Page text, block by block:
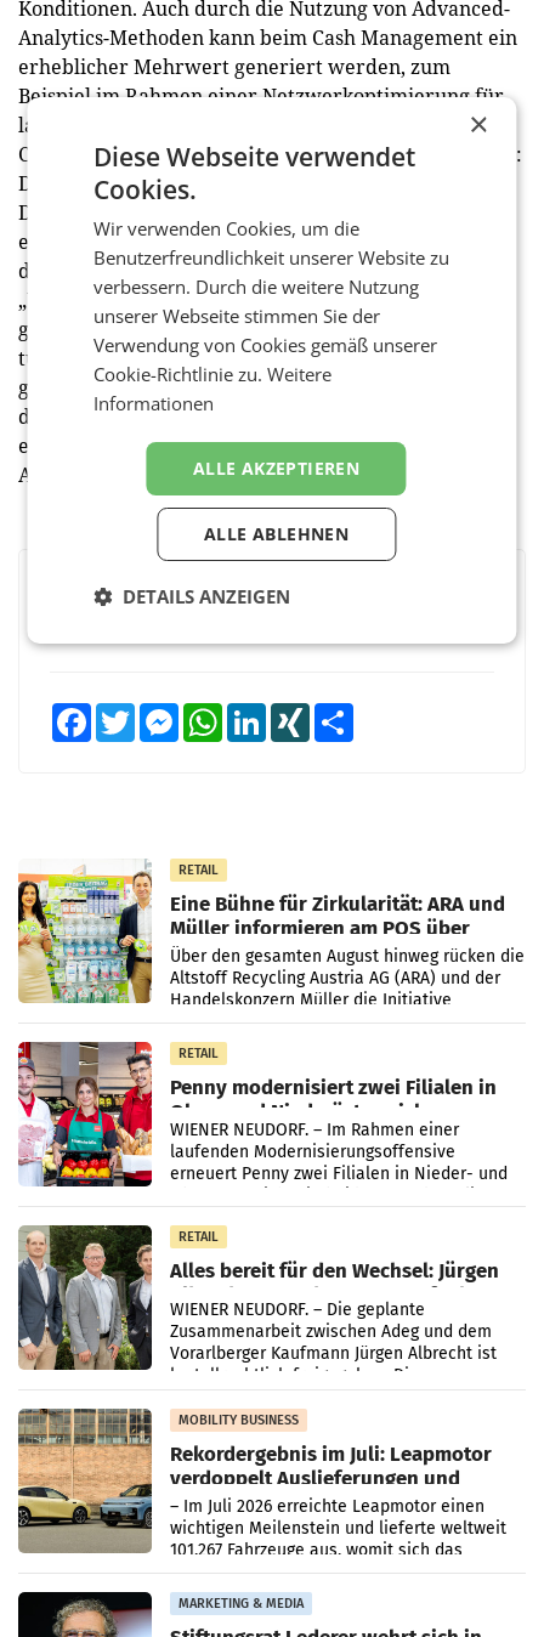
Konditionen. Auch durch die Nutzung von Advanced-
Analytics-Methoden kann beim Cash Management ein
erheblicher Mehrwert generiert werden, zum
Beispiel im Rahmen einer Netzwerkoptimierung für
lagerhaltende Standorte oder durch Analyse von
Clustern bei überfälligen Forderungen. Und natürlich:
Die Verbesserungen müssen nachhaltig werden.
Dabei gilt es, Kernprozesse zu optimieren und
entsprechende Steuerungsmodelle einzuführen,
denn: Cash ist wieder King. Spangenberg:
„Unternehmen, die dieses Motto beherzigen, haben
gute Chancen, unbeschadet durch die aktuell
turbulenten Zeiten zu kommen. Und sie sind gut
gerüstet, wenn die Konjunktur wieder anspringt. Wie
die Erfahrung zeigt: Das kann schneller kommen als
erwartet.“ Bildunterschrift: Felix Spangenberg,
Automobilexperte und Partner bei Kearney.
BEWERTEN SIE DIESEN ARTIKEL
FacebookTwitter MessengerWhatsAppLinkedInXING
RETAIL
Eine Bühne für Zirkularität: ARA und
Müller informieren am POS über
Kreislauffähigkeit
Über den gesamten August hinweg rücken die
Altstoff Recycling Austria AG (ARA) und der
Handelskonzern Müller die Initiative
„Kreislauf-Helden“ in allen österreichischen
Müller-Filialen
RETAIL
Penny modernisiert zwei Filialen in
Ober- und Niederösterreich
WIENER NEUDORF. – Im Rahmen einer
laufenden Modernisierungsoffensive
erneuert Penny zwei Filialen in Nieder- und
RETAIL
Alles bereit für den Wechsel: Jürgen
Albrecht setzt ab 1.1.2027 auf Adeg
WIENER NEUDORF. – Die geplante
Zusammenarbeit zwischen Adeg und dem
Vorarlberger Kaufmann Jürgen Albrecht ist
kartellrechtlich freigegeben: Die
Bundeswettbewerbsbehörde und der
Bundeskartellanwalt
MOBILITY BUSINESS
Rekordergebnis im Juli: Leapmotor
verdoppelt Auslieferungen und
überschreitet die 100.000er-Marke
– Im Juli 2026 erreichte Leapmotor einen
wichtigen Meilenstein und lieferte weltweit
101.267 Fahrzeuge aus, womit sich das
Ergebnis gegenüber Juli 2025 mehr als
verdoppelte (+102
MARKETING & MEDIA
×
Diese Webseite verwendet
Cookies.
Wir verwenden Cookies, um die
Benutzerfreundlichkeit unserer Website zu
verbessern. Durch die weitere Nutzung
unserer Webseite stimmen Sie der
Verwendung von Cookies gemäß unserer
Cookie-Richtlinie zu.Weitere
Informationen
ALLE AKZEPTIEREN
ALLE ABLEHNEN
DETAILS ANZEIGEN